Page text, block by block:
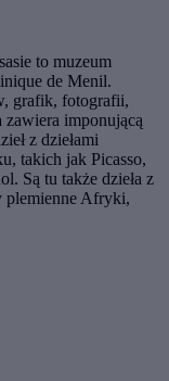
to muzeum
de Menil.
grafik, fotografii,
imponującą
z dziełami
takich jak Picasso,
Są tu także dzieła z
plemienne Afryki,